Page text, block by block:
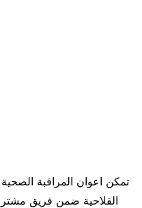
تمكن اعوان المراقبة الصحية
الفلاحية ضمن فريق